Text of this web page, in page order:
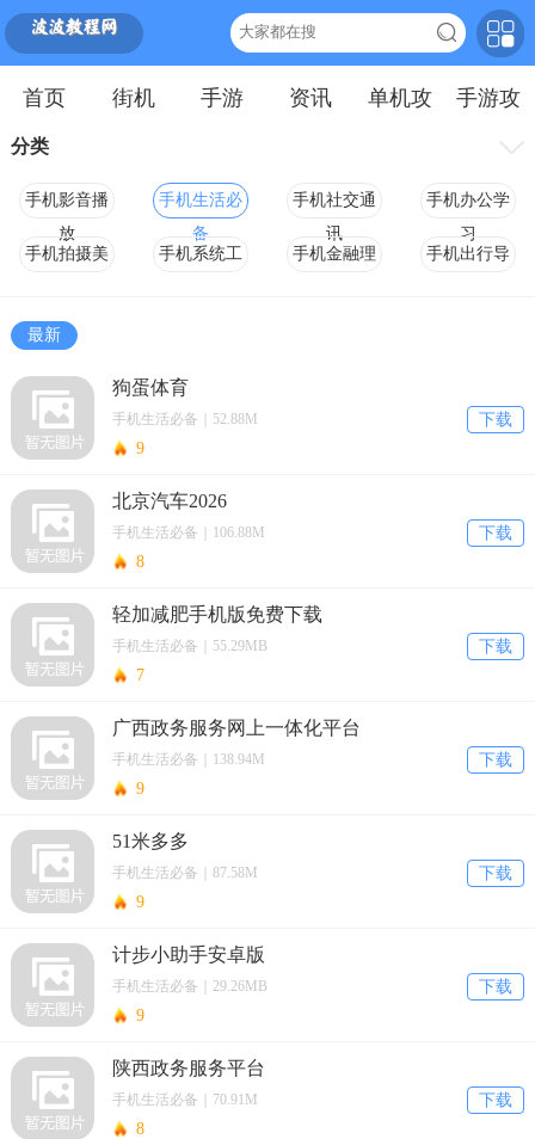
首页 街机 手游 资讯
单机攻
手游攻
分类
手机影音播
放
手机生活必
备
手机社交通
讯
手机办公学
习
手机拍摄美
手机系统工
手机金融理
手机出行导
读
最新
狗蛋体育
下载
手机生活必备｜52.88M
9
北京汽车2026
下载
手机生活必备｜106.88M
8
轻加减肥手机版免费下载
下载
手机生活必备｜55.29MB
7
广西政务服务网上一体化平台
下载
手机生活必备｜138.94M
9
51米多多
下载
手机生活必备｜87.58M
9
计步小助手安卓版
下载
手机生活必备｜29.26MB
9
陕西政务服务平台
下载
手机生活必备｜70.91M
8